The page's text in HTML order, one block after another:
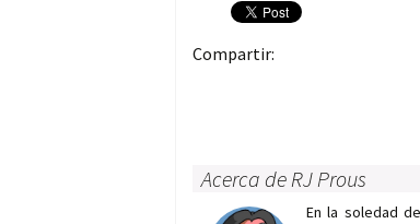
Compartir:
Acerca de RJ Prous
En la soledad